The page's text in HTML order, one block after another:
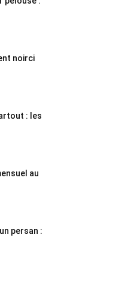
noirci
: les
au
persan :